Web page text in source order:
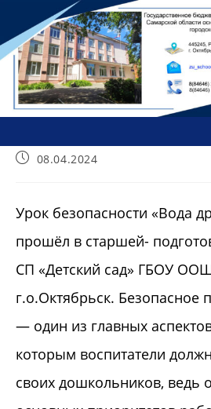
содержимому
Запись08.04.2024
Урок безопасности «Вода
прошёл в старшей-
СП «Детский сад» ГБОУ
г.о.Октябрьск. Безопасное
— один из главных
которым воспитатели
своих дошкольников, ведь